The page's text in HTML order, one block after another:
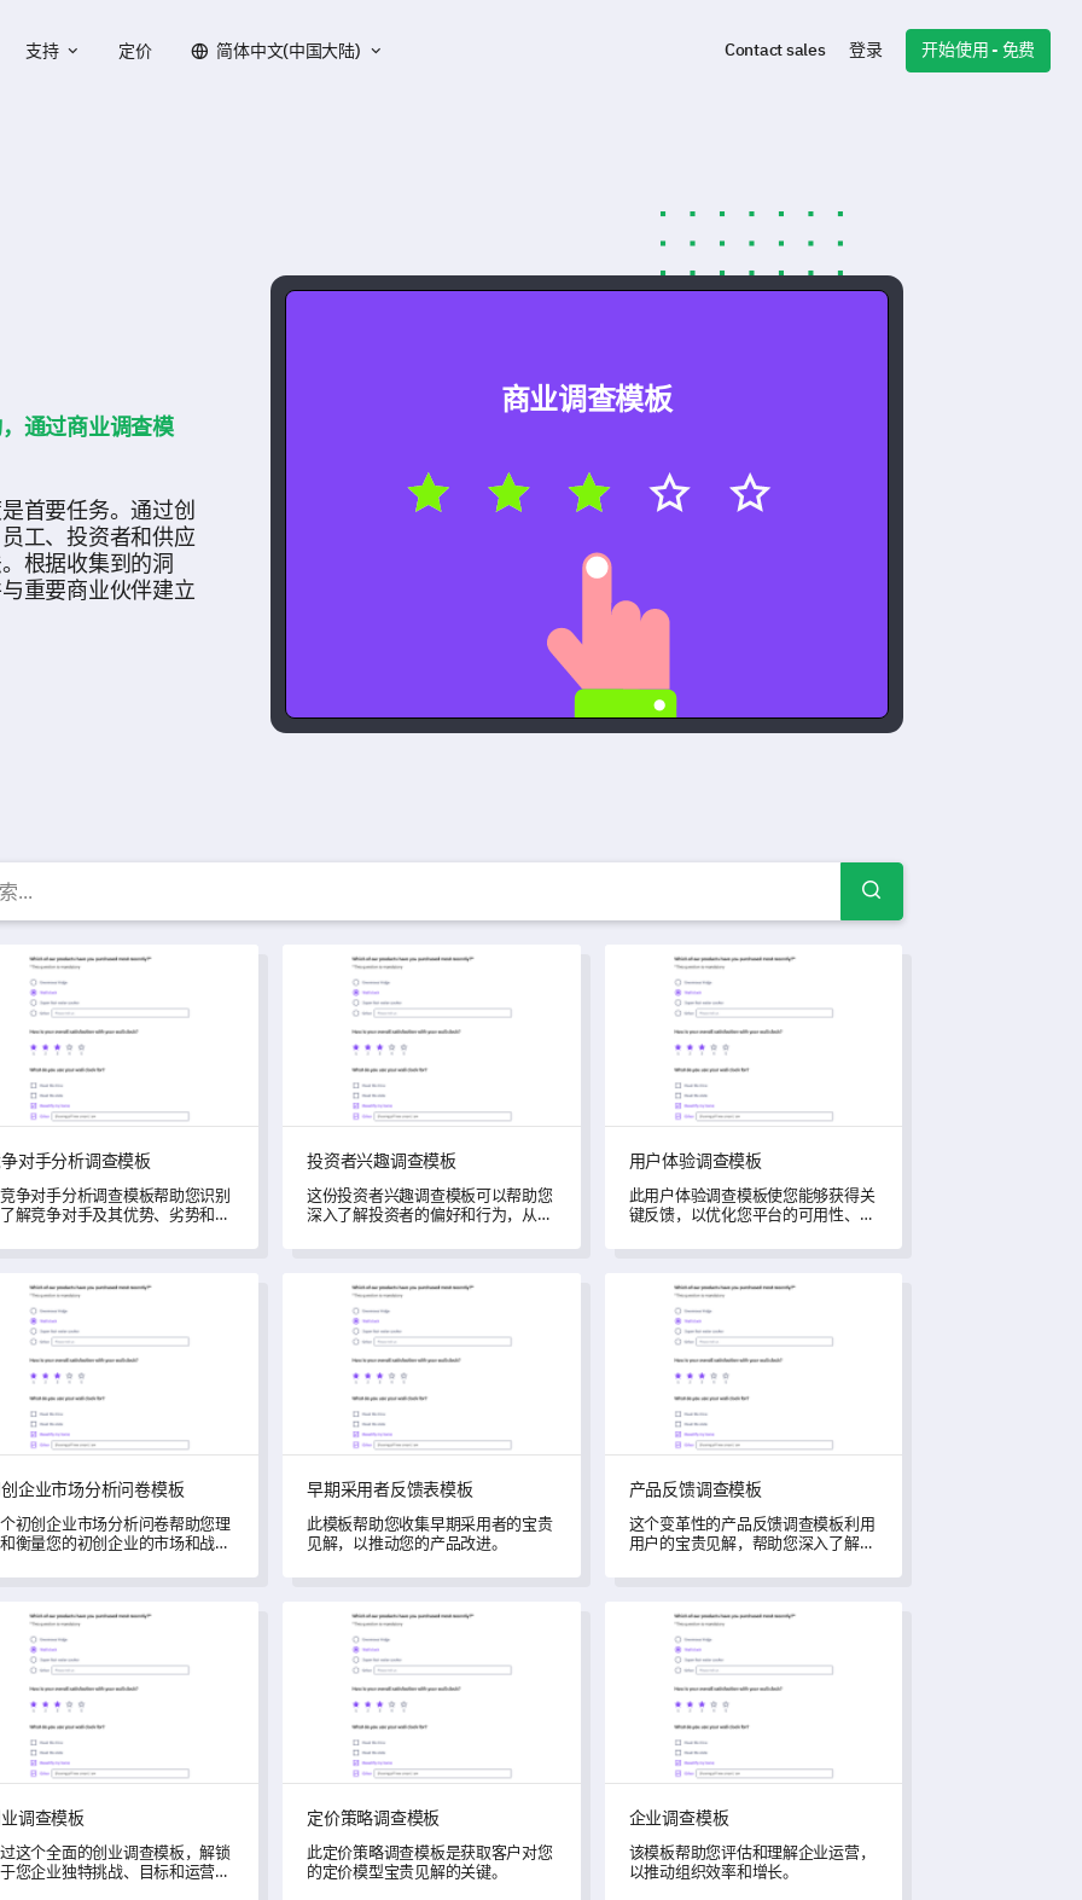
支持 定价 简体中文(中国大陆) Contact sales 登录 开始使用 - 免费
通过商业调查模
首要任务。通过创
工、投资者和供应
根据收集到的洞
重要商业伙伴建立
商业调查模板
业 调查模板、示例和表单
对手分析调查模板
对手分析调查模板
争对手分析调查模板帮助您识别
解竞争对手及其优势、劣势和机
投资者兴趣调查模板
投资者兴趣调查模板
这份投资者兴趣调查模板可以帮助您
深入了解投资者的偏好和行为，从而
用户体验调查模板
用户体验调查模板
此用户体验调查模板使您能够获得关
键反馈，以优化您平台的可用性、功
企业市场分析问卷模板
企业市场分析问卷模板
初创企业市场分析问卷帮助您理
衡量您的初创企业的市场和战略
早期采用者反馈表模板
早期采用者反馈表模板
此模板帮助您收集早期采用者的宝贵
见解，以推动您的产品改进。
产品反馈调查模板
产品反馈调查模板
这个变革性的产品反馈调查模板利用
用户的宝贵见解，帮助您深入了解他
象，并捕捉宝贵的改进建议。
调查模板
调查模板
这个全面的创业调查模板，解锁
您企业独特挑战、目标和运营流
定价策略调查模板
定价策略调查模板
此定价策略调查模板是获取客户对您
的定价模型宝贵见解的关键。
企业调查模板
企业调查模板
该模板帮助您评估和理解企业运营，
以推动组织效率和增长。